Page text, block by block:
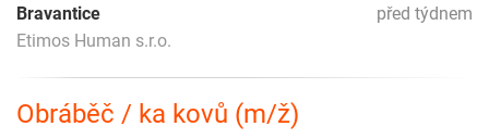
před týdnem
Bravantice
Etimos Human s.r.o.
Obráběč / ka kovů (m/ž)